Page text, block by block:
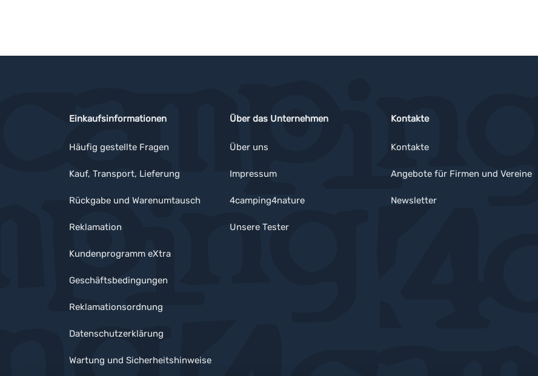
Einkaufsinformationen
Häufig gestellte Fragen
Kauf, Transport, Lieferung
Rückgabe und Warenumtausch
Reklamation
Kundenprogramm eXtra
Geschäftsbedingungen
Reklamationsordnung
Datenschutzerklärung
Wartung und Sicherheitshinweise
Über das Unternehmen
Über uns
Impressum
4camping4nature
Unsere Tester
Kontakte
Kontakte
Angebote für Firmen und Vereine
Newsletter